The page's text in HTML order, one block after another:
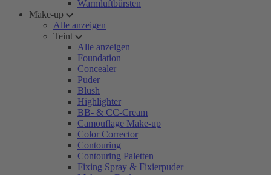
Warmluftbürsten
Make-up
Alle anzeigen
Teint
Alle anzeigen
Foundation
Concealer
Puder
Blush
Highlighter
BB- & CC-Cream
Camouflage Make-up
Color Corrector
Contouring
Contouring Paletten
Fixing Spray & Fixierpuder